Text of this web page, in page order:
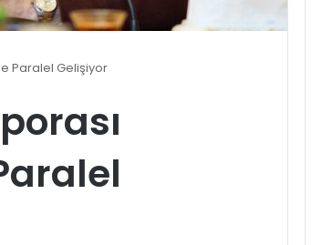
Paralel Gelişiyor